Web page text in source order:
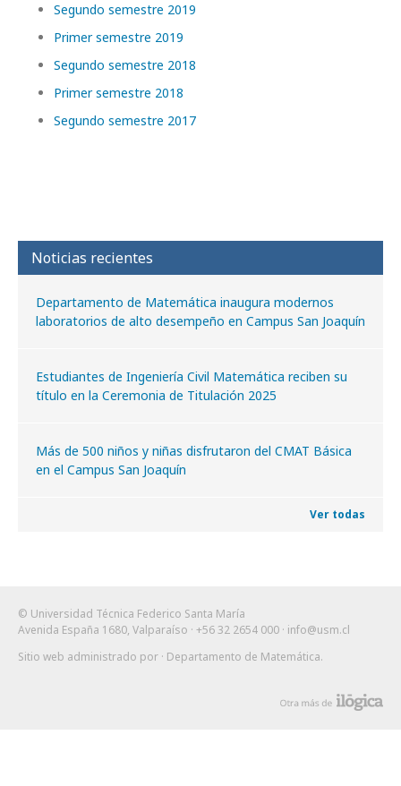
Segundo semestre 2019
Primer semestre 2019
Segundo semestre 2018
Primer semestre 2018
Segundo semestre 2017
Noticias recientes
Departamento de Matemática inaugura modernos
laboratorios de alto desempeño en Campus San Joaquín
Estudiantes de Ingeniería Civil Matemática reciben su
título en la Ceremonia de Titulación 2025
Más de 500 niños y niñas disfrutaron del CMAT Básica
en el Campus San Joaquín
Ver todas
© Universidad Técnica Federico Santa María
Avenida España 1680, Valparaíso · +56 32 2654 000 · info@usm.cl
Sitio web administrado por · Departamento de Matemática.